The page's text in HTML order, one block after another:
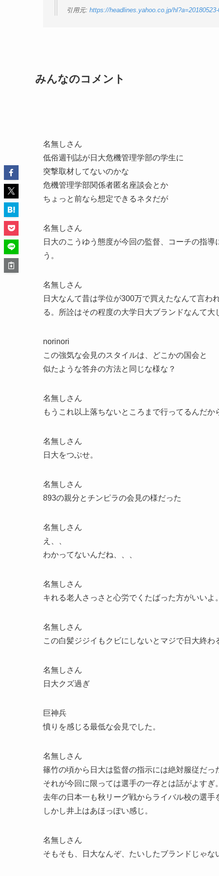
引用元: https://headlines.yahoo.co.jp/
みんなのコメント
名無しさん
低俗週刊誌が日大危機管理学部の学生に
突撃取材してないのかな
危機管理学部関係者匿名座談会とか
ちょっと前なら想定できるネタだが
名無しさん
日大のこうゆう態度が今回の監督、コーチの指
う。
名無しさん
日大なんて昔は学位が300万で買えたなんて言わ
る。所詮はその程度の大学日大ブランドなんて
norinori
この強気な会見のスタイルは、どこかの国会と
似たような答弁の方法と同じな様な？
名無しさん
もうこれ以上落ちないところまで行ってるんだか
名無しさん
日大をつぶせ。
名無しさん
893の親分とチンピラの会見の様だった
名無しさん
え、、
わかってないんだね、、、
名無しさん
キれる老人さっさと心労でくたばった方がいいよ。
名無しさん
この白髪ジジイもクビにしないとマジで日大終わ
名無しさん
日大クズ過ぎ
巨神兵
憤りを感じる最低な会見でした。
名無しさん
篠竹の頃から日大は監督の指示には絶対服従だっ
それが今回に限っては選手の一存とは話がよすぎ。
去年の日本一も秋リーグ戦からライバル校の選
しかし井上はあほっぽい感じ。
名無しさん
そもそも、日大なんぞ、たいしたブランドじゃな